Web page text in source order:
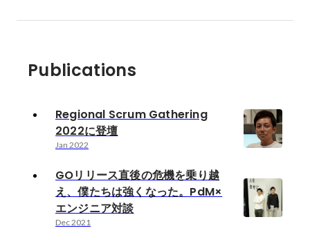
Publications
Regional Scrum Gathering
2022に登壇
Jan 2022
GOリリース直後の危機を乗り越
え、僕たちは強くなった。PdM×
エンジニア対談
Dec 2021